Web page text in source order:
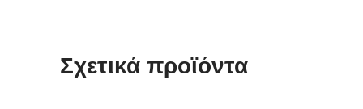
Σχετικά προϊόντα